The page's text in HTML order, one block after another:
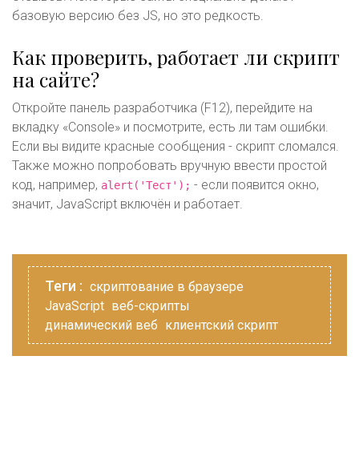
базовую версию без JS, но это редкость.
Как проверить, работает ли скрипт
на сайте?
Откройте панель разработчика (F12), перейдите на
вкладку «Console» и посмотрите, есть ли там ошибки.
Если вы видите красные сообщения - скрипт сломался.
Также можно попробовать вручную ввести простой
код, например, alert('Тест'); - если появится окно,
значит, JavaScript включён и работает.
Теги : скриптование в браузере
JavaScript веб-скрипты
динамический веб клиентский скрипт